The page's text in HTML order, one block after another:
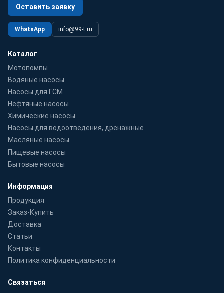
Оставить заявку
WhatsApp info@99-t.ru
Каталог
Мотопомпы
Водяные насосы
Насосы для ГСМ
Нефтяные насосы
Химические насосы
Насосы для водоотведения, дренажные
Масляные насосы
Пищевые насосы
Бытовые насосы
Информация
Продукция
Заказ-Купить
Доставка
Статьи
Контакты
Политика конфиденциальности
Связаться